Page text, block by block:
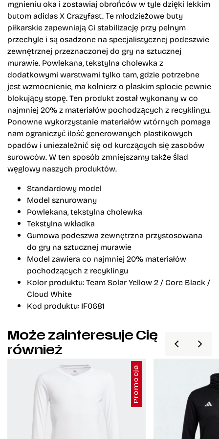
mgnieniu oka i zostawiaj obrońców w tyle dzięki lekkim
butom adidas X Crazyfast. Te młodzieżowe buty
piłkarskie zapewniają Ci stabilizację przy pełnym
przechyle i są osadzone na specjalistycznej podeszwie
zewnętrznej przeznaczonej do gry na sztucznej
murawie. Powlekana, tekstylna cholewka z
dodatkowymi warstwami tylko tam, gdzie potrzebne
jest wzmocnienie, ma kołnierz o płaskim splocie pewnie
blokujący stopę. Ten produkt został wykonany w co
najmniej 20% z materiałów pochodzących z recyklingu.
Ponowne wykorzystanie materiałów wtórnych pomaga
nam ograniczyć ilość generowanych plastikowych
opadów i uniezależnić się od kurczących się zasobów
surowców. W ten sposób zmniejszamy także ślad
węglowy naszych produktów.
Standardowy model
Model sznurowany
Powlekana, tekstylna cholewka
Tekstylna wkładka
Gumowa podeszwa zewnętrzna przystosowana
do gry na sztucznej murawie
Model zawiera co najmniej 20% materiałów
pochodzących z recyklingu
Kolor produktu: Team Solar Yellow 2 / Core Black /
Cloud White
Kod produktu: IF0681
Może zainteresuje Cię
również
Promocja